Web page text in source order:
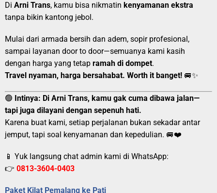
Di Arni Trans, kamu bisa nikmatin kenyamanan ekstra
tanpa bikin kantong jebol.
Mulai dari armada bersih dan adem, sopir profesional,
sampai layanan door to door—semuanya kami kasih
dengan harga yang tetap ramah di dompet.
Travel nyaman, harga bersahabat. Worth it banget! 🚐✨
🟢 Intinya: Di Arni Trans, kamu gak cuma dibawa jalan—
tapi juga dilayani dengan sepenuh hati.
Karena buat kami, setiap perjalanan bukan sekadar antar
jemput, tapi soal kenyamanan dan kepedulian. 🚐❤️
📱 Yuk langsung chat admin kami di WhatsApp:
👉 0813-3604-0403
Paket Kilat Pemalang ke Pati